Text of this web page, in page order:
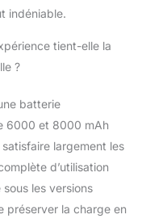
indéniable.
tient-elle la
?
batterie
6000 et 8000 mAh
largement les
d’utilisation
les versions
préserver la charge en